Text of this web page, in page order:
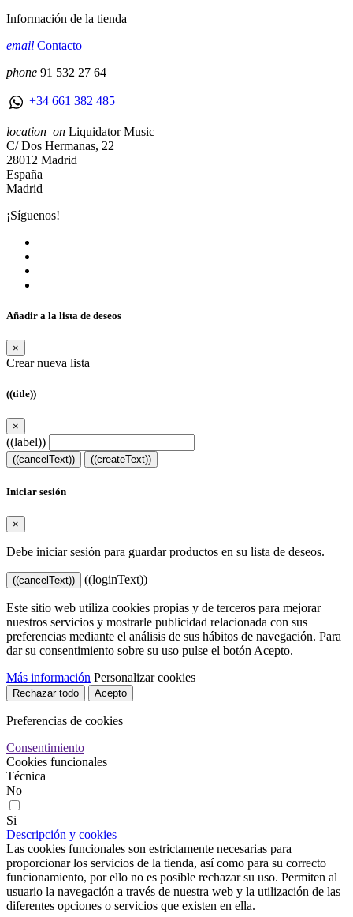
Información de la tienda
email Contacto
phone 91 532 27 64
+34 661 382 485
location_on Liquidator Music
C/ Dos Hermanas, 22
28012 Madrid
España
Madrid
¡Síguenos!
Añadir a la lista de deseos
×
Crear nueva lista
((title))
×
((label))
((cancelText)) ((createText))
Iniciar sesión
×
Debe iniciar sesión para guardar productos en su lista de deseos.
((cancelText)) ((loginText))
Este sitio web utiliza cookies propias y de terceros para mejorar
nuestros servicios y mostrarle publicidad relacionada con sus
preferencias mediante el análisis de sus hábitos de navegación. Para
dar su consentimiento sobre su uso pulse el botón Acepto.
Más información Personalizar cookies
Rechazar todo Acepto
Preferencias de cookies
Consentimiento
Cookies funcionales
Técnica
No
Si
Descripción y cookies
Las cookies funcionales son estrictamente necesarias para
proporcionar los servicios de la tienda, así como para su correcto
funcionamiento, por ello no es posible rechazar su uso. Permiten al
usuario la navegación a través de nuestra web y la utilización de las
diferentes opciones o servicios que existen en ella.